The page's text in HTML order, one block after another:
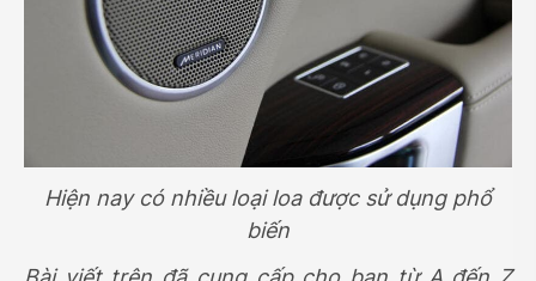
Hiện nay có nhiều loại loa được sử dụng phổ
biến